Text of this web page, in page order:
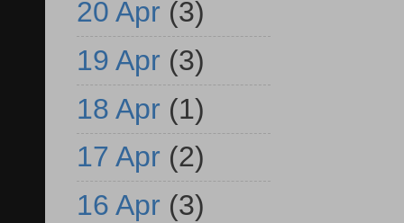
20 Apr (3)
19 Apr (3)
18 Apr (1)
17 Apr (2)
16 Apr (3)